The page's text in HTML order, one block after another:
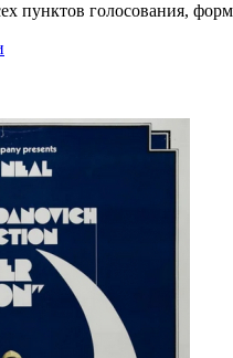
пунктов голосования,